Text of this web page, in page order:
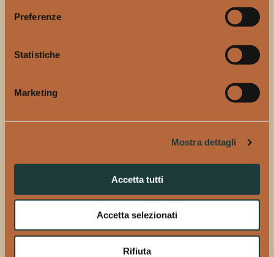
Preferenze
Statistiche
Marketing
Mostra dettagli
Accetta tutti
Accetta selezionati
Rifiuta
L’equilibrio sta nel celebrare l’eccellenza, riconoscendo
affrontarle e cambiarle.
che le competenze tecniche da bartender siano
termine derivi dalla comprensione di concetti come
redditività, sistemi e dinamiche di influenza.
negoziazione, public speaking e sviluppo del personal
brand per ogni operatore.
Per quanto riguarda la sensibilizzazione segnaliamo:
The Authority Gapdi Mary Ann Sieghart eInvisible